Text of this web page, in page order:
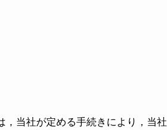
当社が定める手続きにより，当社